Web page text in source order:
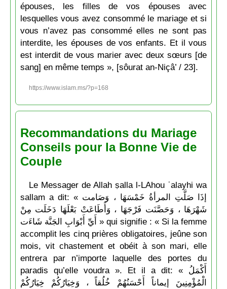
épouses, les filles de vos épouses avec
lesquelles vous avez consommé le mariage et si
vous n’avez pas consommé elles ne sont pas
interdite, les épouses de vos enfants. Et il vous
est interdit de vous marier avec deux sœurs [de
sang] en même temps », [sôurat an-Niçâ’ / 23].
https://www.islam.ms/?p=168
Recommandations du Mariage
Conseils pour la Bonne Vie de
Couple
Le Messager de Allah ṣalla l-LAhou ʿalayhi wa
sallam a dit: « إذَا صَلَّتِ المرأةُ خَمْسَهَا ، وَصَامت
شَهْرَهَا ، وَحَصَّنَت فَرْجَهَا ، وَأَطَاعَتْ بَعْلَهَا دَخَلَت مِنْ
أَيِّ أَبْوَابِ الجَنَّة شَاءَت » qui signifie : « Si la femme
accomplit les cinq prières obligatoires, jeûne son
mois, vit chastement et obéit à son mari, elle
entrera par n’importe laquelle des portes du
paradis qu’elle voudra ». Et il a dit: « أَكْمَلُ
الْمُؤْمِنِينَ إيماناً أَحْسَنُهُمْ خُلُقاً ، وَخِيَارُكُمْ خِيَارُكُمْ